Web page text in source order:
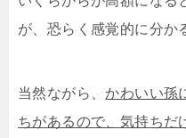
が、恐らく感覚的に分か
当然ながら、かわいい孫
ちがあるので、気持ちだ